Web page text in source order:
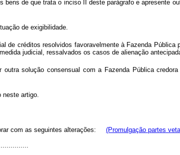
bens de que trata o inciso II deste parágrafo e apresente
de exigibilidade.
de créditos resolvidos favoravelmente à Fazenda Pública
judicial, ressalvados os casos de alienação
solução consensual com a Fazenda Pública
neste artigo.
com as seguintes alterações: (Promulgação partes